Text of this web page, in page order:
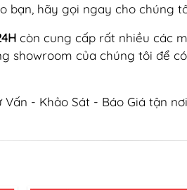
bạn, hãy gọi ngay cho chúng
còn cung cấp rất nhiều các
showroom của chúng tôi để
- Khảo Sát - Báo Giá tận